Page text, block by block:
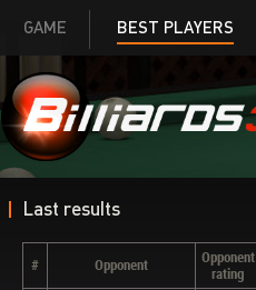
GAME BEST PLAYERS
Last results
# Opponent
Opponent
rating